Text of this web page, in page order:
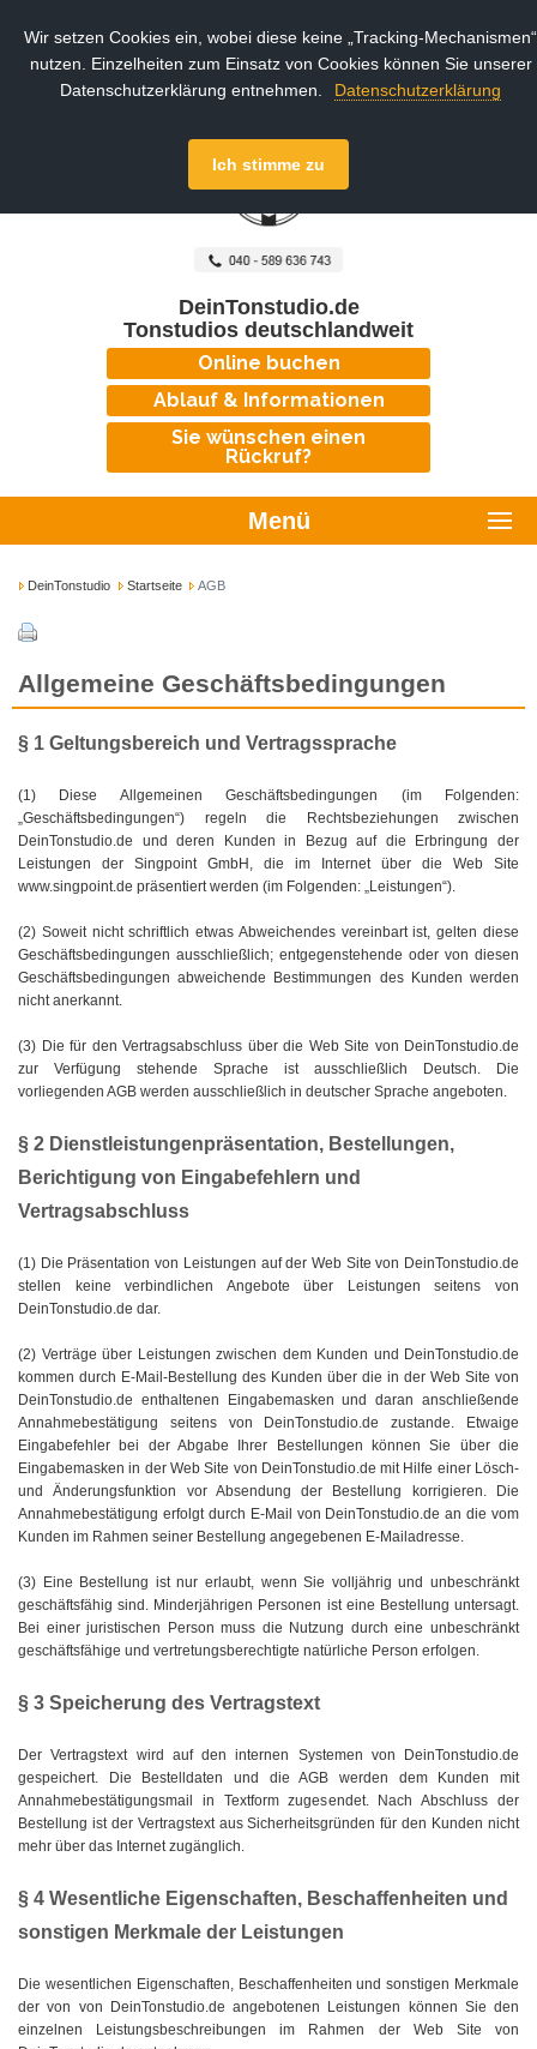
Wir setzen Cookies ein, wobei diese keine „Tracking-Mechanismen“
nutzen. Einzelheiten zum Einsatz von Cookies können Sie unserer
Datenschutzerklärung entnehmen.
Datenschutzerklärung
Ich stimme zu
DeinTonstudio.de
Tonstudios deutschlandweit
Online buchen
Ablauf & Informationen
Sie wünschen einen
Rückruf?
Menü
DeinTonstudio Startseite AGB
Allgemeine Geschäftsbedingungen
§ 1 Geltungsbereich und Vertragssprache
(1) Diese Allgemeinen Geschäftsbedingungen (im Folgenden:
„Geschäftsbedingungen“) regeln die Rechtsbeziehungen zwischen
DeinTonstudio.de und deren Kunden in Bezug auf die Erbringung der
Leistungen der Singpoint GmbH, die im Internet über die Web Site
www.singpoint.de präsentiert werden (im Folgenden: „Leistungen“).
(2) Soweit nicht schriftlich etwas Abweichendes vereinbart ist, gelten diese
Geschäftsbedingungen ausschließlich; entgegenstehende oder von diesen
Geschäftsbedingungen abweichende Bestimmungen des Kunden werden
nicht anerkannt.
(3) Die für den Vertragsabschluss über die Web Site von DeinTonstudio.de
zur Verfügung stehende Sprache ist ausschließlich Deutsch. Die
vorliegenden AGB werden ausschließlich in deutscher Sprache angeboten.
§ 2 Dienstleistungenpräsentation, Bestellungen,
Berichtigung von Eingabefehlern und
Vertragsabschluss
(1) Die Präsentation von Leistungen auf der Web Site von DeinTonstudio.de
stellen keine verbindlichen Angebote über Leistungen seitens von
DeinTonstudio.de dar.
(2) Verträge über Leistungen zwischen dem Kunden und DeinTonstudio.de
kommen durch E-Mail-Bestellung des Kunden über die in der Web Site von
DeinTonstudio.de enthaltenen Eingabemasken und daran anschließende
Annahmebestätigung seitens von DeinTonstudio.de zustande. Etwaige
Eingabefehler bei der Abgabe Ihrer Bestellungen können Sie über die
Eingabemasken in der Web Site von DeinTonstudio.de mit Hilfe einer Lösch-
und Änderungsfunktion vor Absendung der Bestellung korrigieren. Die
Annahmebestätigung erfolgt durch E-Mail von DeinTonstudio.de an die vom
Kunden im Rahmen seiner Bestellung angegebenen E-Mailadresse.
(3) Eine Bestellung ist nur erlaubt, wenn Sie volljährig und unbeschränkt
geschäftsfähig sind. Minderjährigen Personen ist eine Bestellung untersagt.
Bei einer juristischen Person muss die Nutzung durch eine unbeschränkt
geschäftsfähige und vertretungsberechtigte natürliche Person erfolgen.
§ 3 Speicherung des Vertragstext
Der Vertragstext wird auf den internen Systemen von DeinTonstudio.de
gespeichert. Die Bestelldaten und die AGB werden dem Kunden mit
Annahmebestätigungsmail in Textform zugesendet. Nach Abschluss der
Bestellung ist der Vertragstext aus Sicherheitsgründen für den Kunden nicht
mehr über das Internet zugänglich.
§ 4 Wesentliche Eigenschaften, Beschaffenheiten und
sonstigen Merkmale der Leistungen
Die wesentlichen Eigenschaften, Beschaffenheiten und sonstigen Merkmale
der von von DeinTonstudio.de angebotenen Leistungen können Sie den
einzelnen Leistungsbeschreibungen im Rahmen der Web Site von